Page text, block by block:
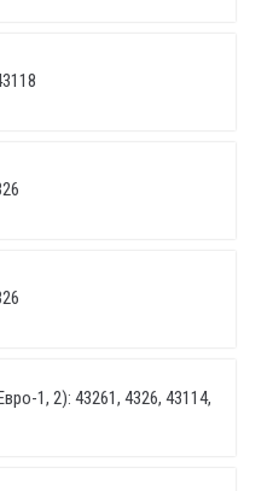
1, 2): 43261, 4326, 43114,